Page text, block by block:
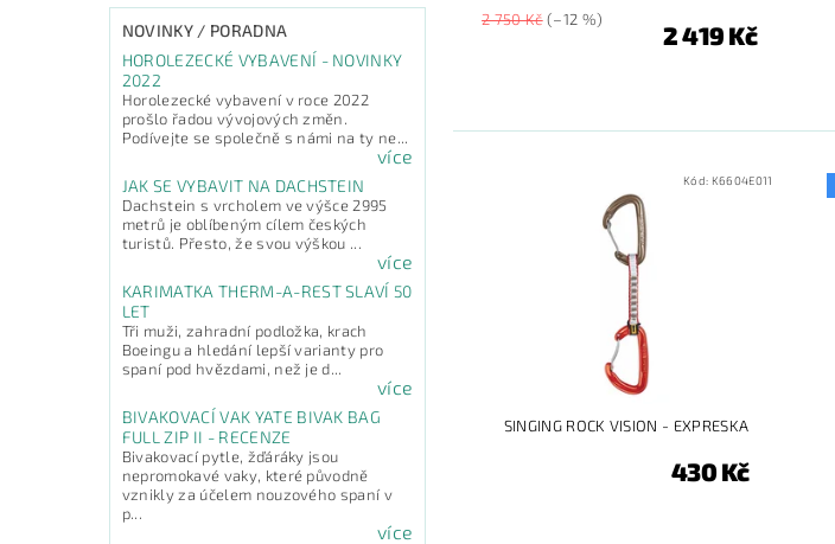
NOVINKY / PORADNA
HOROLEZECKÉ VYBAVENÍ - NOVINKY
2022
Horolezecké vybavení v roce 2022
prošlo řadou vývojových změn.
Podívejte se společně s námi na ty ne...
více
JAK SE VYBAVIT NA DACHSTEIN
Dachstein s vrcholem ve výšce 2995
metrů je oblíbeným cílem českých
turistů. Přesto, že svou výškou ...
více
KARIMATKA THERM-A-REST SLAVÍ 50
LET
Tři muži, zahradní podložka, krach
Boeingu a hledání lepší varianty pro
spaní pod hvězdami, než je d...
více
BIVAKOVACÍ VAK YATE BIVAK BAG
FULL ZIP II - RECENZE
Bivakovací pytle, žďáráky jsou
nepromokavé vaky, které původně
vznikly za účelem nouzového spaní v
p...
více
2 750 Kč(–12 %)
2 419 Kč
Kód: K6604E011
SINGING ROCK VISION - EXPRESKA
430 Kč